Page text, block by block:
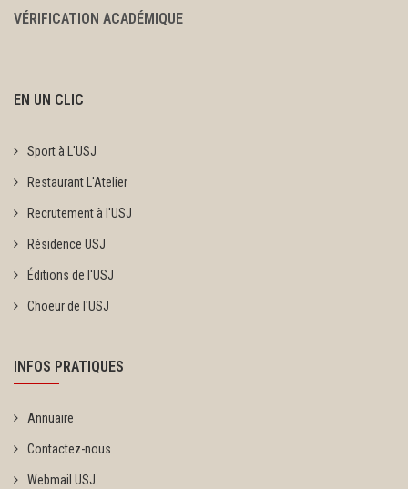
VÉRIFICATION ACADÉMIQUE
EN UN CLIC
Sport à L'USJ
Restaurant L'Atelier
Recrutement à l'USJ
Résidence USJ
Éditions de l'USJ
Choeur de l'USJ
INFOS PRATIQUES
Annuaire
Contactez-nous
Webmail USJ